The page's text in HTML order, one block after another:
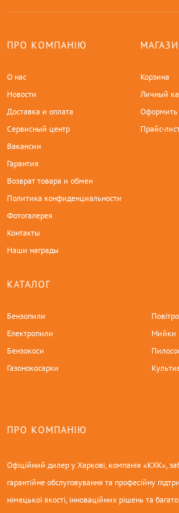
ПРО КОМПАНІЮ
О нас
Новости
Доставка и оплата
Сервисный центр
Вакансии
Гарантия
Возврат товара и обмен
Политика конфиденциальности
Фотогалерея
Контакты
Наши награды
Корзина
Личный
Оформить
Прайс-
КАТАЛОГ
Бензопили
Електропили
Бензокоси
Газонокосарки
Мийки
ПРО КОМПАНІЮ
Офіційний дилер у Харкові, компанія «КХК»,
гарантійне обслуговування та професійну
німецької якості, інноваційних рішень та